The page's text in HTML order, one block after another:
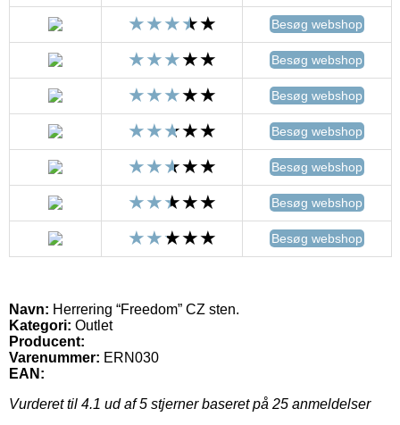
Besøg webshop
Besøg webshop
Besøg webshop
Besøg webshop
Besøg webshop
Besøg webshop
Besøg webshop
Navn: Herrering “Freedom” CZ sten.
Kategori: Outlet
Producent:
Varenummer: ERN030
EAN:
Vurderet til 4.1 ud af 5 stjerner baseret på 25 anmeldelser